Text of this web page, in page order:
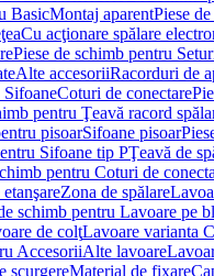
BasicMontaj aparentPiese
Cu acţionare spălare
Piese de schimb pentru
Alte accesoriiRacorduri de
SifoaneCoturi de conectare
pentru Ţeavă racord
pisoarSifoane pisoar
Sifoane tip PŢeavă de
pentru Coturi de
Zona de spălare
schimb pentru Lavoare pe
de colţLavoare varianta
AccesoriiAlte lavoare
scurgereMaterial de fixare